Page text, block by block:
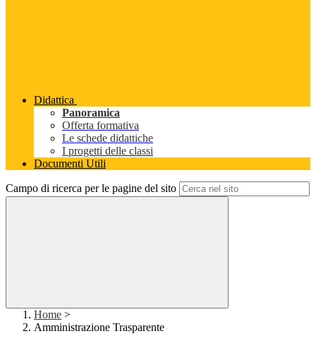
Didattica
Panoramica
Offerta formativa
Le schede didattiche
I progetti delle classi
Documenti Utili
Campo di ricerca per le pagine del sito
Home >
Amministrazione Trasparente